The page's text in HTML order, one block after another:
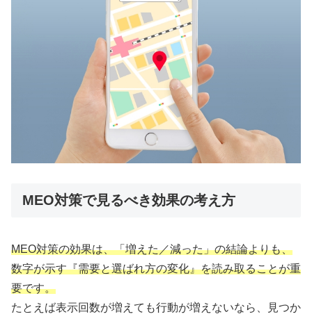
MEO対策で見るべき効果の考え方
MEO対策の効果は、「増えた／減った」の結論よりも、
数字が示す『需要と選ばれ方の変化』を読み取ることが重
要です。
たとえば表示回数が増えても行動が増えないなら、見つか